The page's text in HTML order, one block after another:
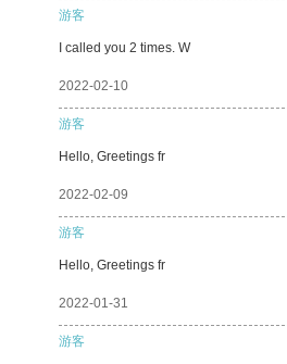
游客
I called you 2 times. W
2022-02-10
游客
Hello, Greetings fr
2022-02-09
游客
Hello, Greetings fr
2022-01-31
游客